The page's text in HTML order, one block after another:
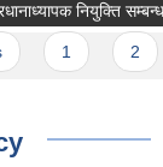
नियुक्ति
1 2